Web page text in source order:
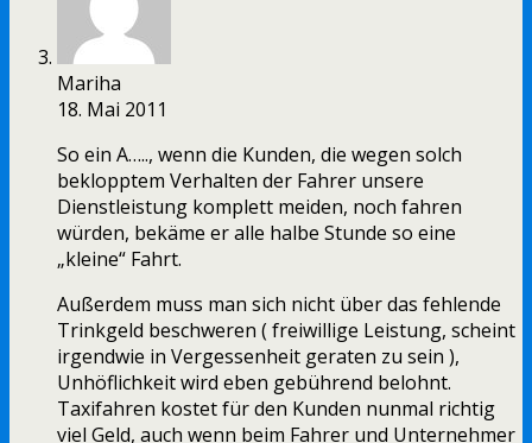
Mariha
18. Mai 2011
So ein A….., wenn die Kunden, die wegen solch
beklopptem Verhalten der Fahrer unsere
Dienstleistung komplett meiden, noch fahren
würden, bekäme er alle halbe Stunde so eine
„kleine“ Fahrt.
Außerdem muss man sich nicht über das fehlende
Trinkgeld beschweren ( freiwillige Leistung, scheint
irgendwie in Vergessenheit geraten zu sein ),
Unhöflichkeit wird eben gebührend belohnt.
Taxifahren kostet für den Kunden nunmal richtig
viel Geld, auch wenn beim Fahrer und Unternehmer